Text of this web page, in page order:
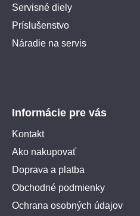
Servisné diely
Príslušenstvo
Náradie na servis
Informácie pre vás
Kontakt
Ako nakupovať
Doprava a platba
Obchodné podmienky
Ochrana osobných údajov